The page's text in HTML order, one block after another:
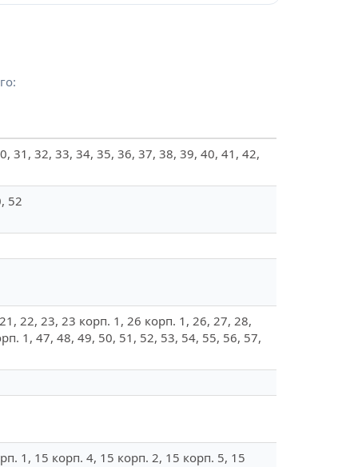
31, 32, 33, 34, 35, 36, 37, 38, 39, 40, 41, 42,
52
22, 23, 23 корп. 1, 26 корп. 1, 26, 27, 28,
1, 47, 48, 49, 50, 51, 52, 53, 54, 55, 56, 57,
1, 15 корп. 4, 15 корп. 2, 15 корп. 5, 15